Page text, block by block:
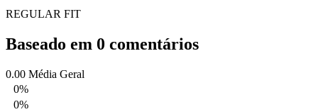
REGULAR FIT
Baseado em 0 comentários
0.00 Média Geral
0%
0%